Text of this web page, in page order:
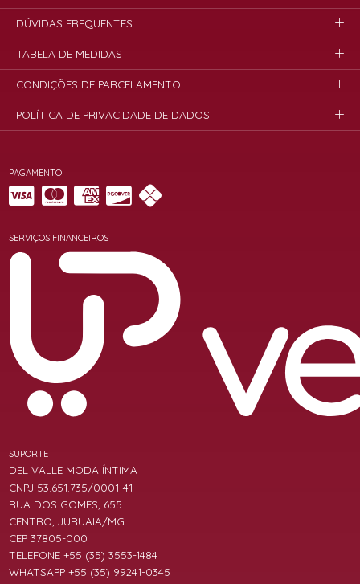
PAGAMENTO
SERVIÇOS FINANCEIROS
SUPORTE
DEL VALLE MODA ÍNTIMA
CNPJ 53.651.735/0001-41
RUA DOS GOMES, 655
CENTRO, JURUAIA/MG
CEP 37805-000
TELEFONE +55 (35) 3553-1484
WHATSAPP +55 (35) 99241-0345
DÚVIDAS FREQUENTES
TABELA DE MEDIDAS
CONDIÇÕES DE PARCELAMENTO
POLÍTICA DE PRIVACIDADE DE DADOS